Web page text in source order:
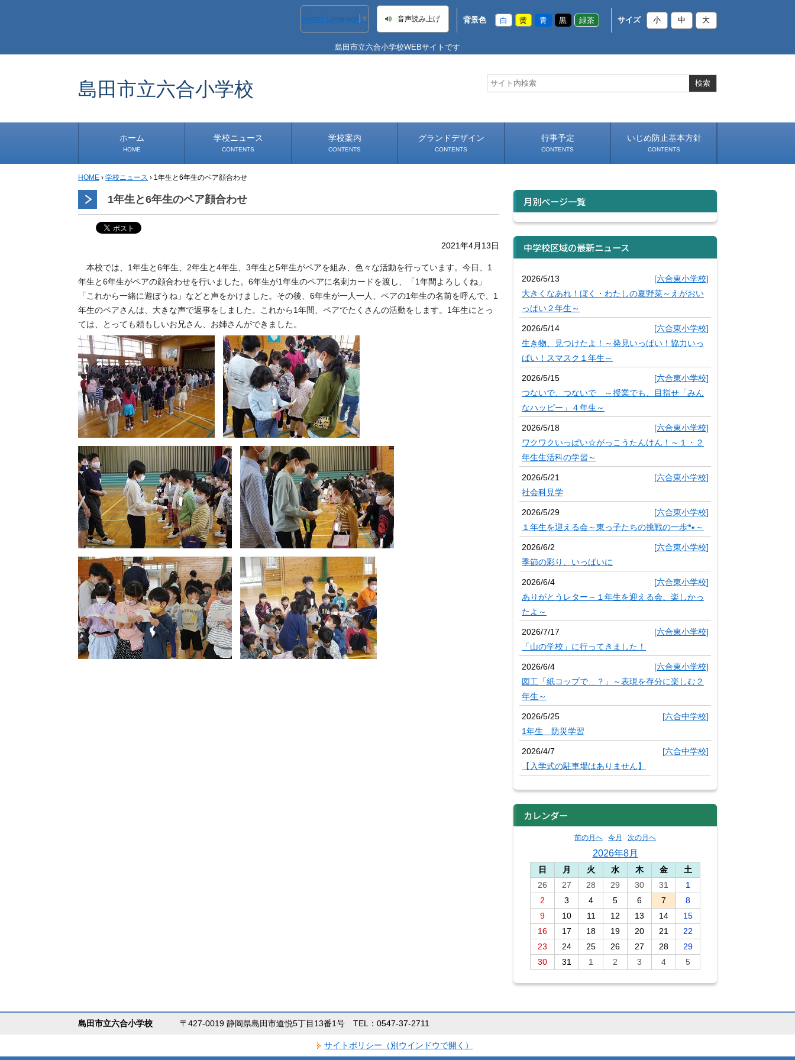
Select Language ▼ 音声読み上げ 背景色 白 黄 青 黒 緑茶 サイズ 小 中 大
島田市立六合小学校WEBサイトです
島田市立六合小学校
ホーム
HOME
学校ニュース
CONTENTS
学校から
安心・安全
1年生
2年生
3年生
4年生
5年生
6年生
事務・保健室から
児童会・部活から
研修
小中連携事業
道徳教育推進事業
学校案内
CONTENTS
グランドデザイン
CONTENTS
行事予定
CONTENTS
いじめ防止基本方針
CONTENTS
HOME › 学校ニュース › 1年生と6年生のペア顔合わせ
1年生と6年生のペア顔合わせ
2021年4月13日
本校では、1年生と6年生、2年生と4年生、3年生と5年生がペアを組み、色々な活動を行っています。今日、1
年生と6年生がペアの顔合わせを行いました。6年生が1年生のペアに名刺カードを渡し、「1年間よろしくね」
「これから一緒に遊ぼうね」などと声をかけました。その後、6年生が一人一人、ペアの1年生の名前を呼んで、1
年生のペアさんは、大きな声で返事をしました。これから1年間、ペアでたくさんの活動をします。1年生にとっ
ては、とっても頼もしいお兄さん、お姉さんができました。
月別ページ一覧
中学校区域の最新ニュース
2026/5/13
[六合東小学校]
大きくなあれ！ぼく・わたしの夏野菜～えがおい
っぱい２年生～
2026/5/14
[六合東小学校]
生き物、見つけたよ！～発見いっぱい！協力いっ
ぱい！スマスク１年生～
2026/5/15
[六合東小学校]
つないで、つないで ～授業でも、目指せ「みん
なハッピー」４年生～
2026/5/18
[六合東小学校]
ワクワクいっぱい☆がっこうたんけん！～１・２
年生生活科の学習～
2026/5/21
[六合東小学校]
社会科見学
2026/5/29
[六合東小学校]
１年生を迎える会～東っ子たちの挑戦の一歩🐾～
2026/6/2
[六合東小学校]
季節の彩り、いっぱいに
2026/6/4
[六合東小学校]
ありがとうレター～１年生を迎える会、楽しかっ
たよ～
2026/7/17
[六合東小学校]
「山の学校」に行ってきました！
2026/6/4
[六合東小学校]
図工「紙コップで…？」～表現を存分に楽しむ２
年生～
2026/5/25
[六合中学校]
1年生 防災学習
2026/4/7
[六合中学校]
【入学式の駐車場はありません】
カレンダー
前の月へ 今月 次の月へ
2026年8月
日 月 火 水 木 金
土
26
27 28 29 30 31
1
2
3 4 5 6 7
8
9
10 11 12 13 14
15
16
17 18 19 20 21
22
23
24 25 26 27 28
29
30
31 1 2 3 4 5
島田市立六合小学校 〒427-0019 静岡県島田市道悦5丁目13番1号 TEL：0547-37-2711
サイトポリシー（別ウインドウで開く）